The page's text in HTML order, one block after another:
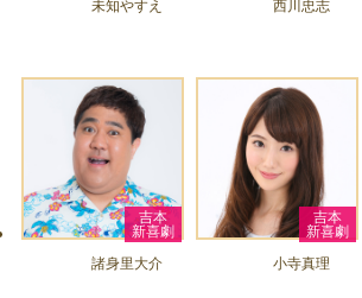
未知やすえ
西川忠志
吉本
新喜劇
諸身里大介
吉本
新喜劇
小寺真理